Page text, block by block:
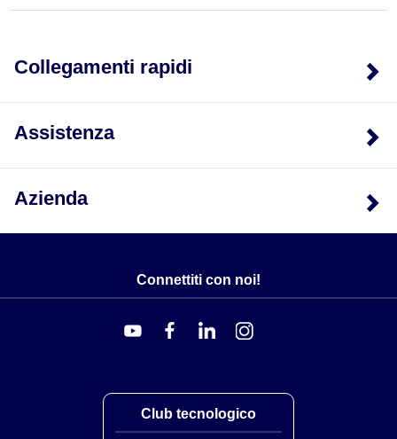
Collegamenti rapidi
Assistenza
Azienda
Connettiti con noi!
Club tecnologico